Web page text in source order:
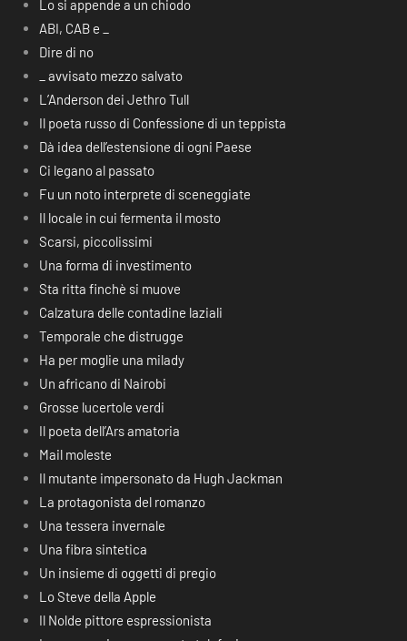
Lo si appende a un chiodo
ABI, CAB e _
Dire di no
_ avvisato mezzo salvato
L’Anderson dei Jethro Tull
Il poeta russo di Confessione di un teppista
Dà idea dell’estensione di ogni Paese
Ci legano al passato
Fu un noto interprete di sceneggiate
Il locale in cui fermenta il mosto
Scarsi, piccolissimi
Una forma di investimento
Sta ritta finchè si muove
Calzatura delle contadine laziali
Temporale che distrugge
Ha per moglie una milady
Un africano di Nairobi
Grosse lucertole verdi
Il poeta dell’Ars amatoria
Mail moleste
Il mutante impersonato da Hugh Jackman
La protagonista del romanzo
Una tessera invernale
Una fibra sintetica
Un insieme di oggetti di pregio
Lo Steve della Apple
Il Nolde pittore espressionista